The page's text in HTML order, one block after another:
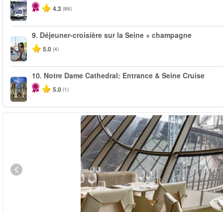
4.3 (86)
9. Déjeuner-croisière sur la Seine + champagne
5.0 (4)
10. Notre Dame Cathedral: Entrance & Seine Cruise
5.0 (1)